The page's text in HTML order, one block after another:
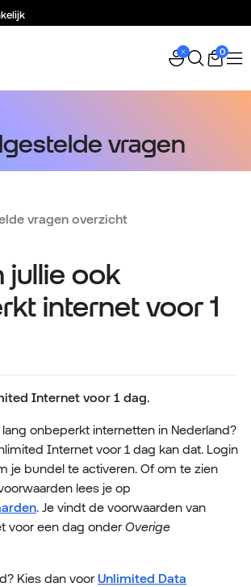
0
vragen
vragen overzicht
jullie ook
internet voor 1
Internet voor 1 dag.
lang onbeperkt internetten in Nederland?
Internet voor 1 dag kan dat. Login
je bundel te activeren. Of om te zien
lees je op
. Je vindt de voorwaarden van
voor een dag onderOverige
Kies dan voorUnlimited Data